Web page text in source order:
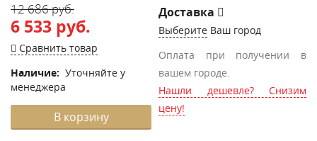
12 686 руб.
6 533 руб.
Сравнить товар
Наличие: Уточняйте у
менеджера
В корзину
Доставка
Выберите Ваш город
Оплата при получении в
вашем городе.
Нашли дешевле? Снизим
цену!